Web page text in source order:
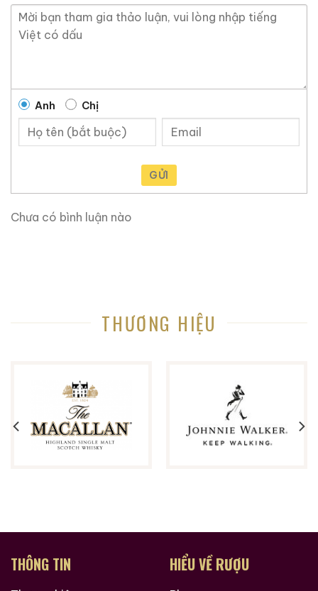
Anh Chị
GỬI
Chưa có bình luận nào
THƯƠNG HIỆU
THÔNG TIN HIỂU VỀ RƯỢU